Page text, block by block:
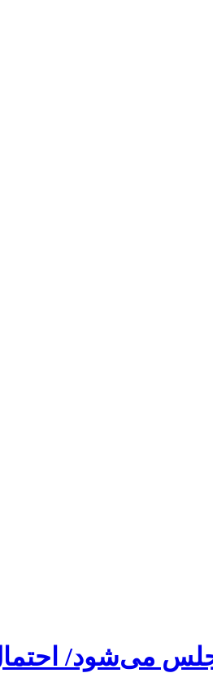
می‌شود/ احتمال